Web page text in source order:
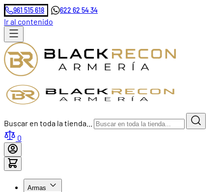
961 515 618 622 62 54 34
Ir al contenido
Buscar en toda la tienda...
0
Armas